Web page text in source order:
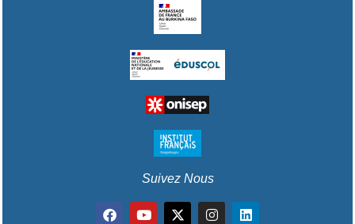
Suivez Nous